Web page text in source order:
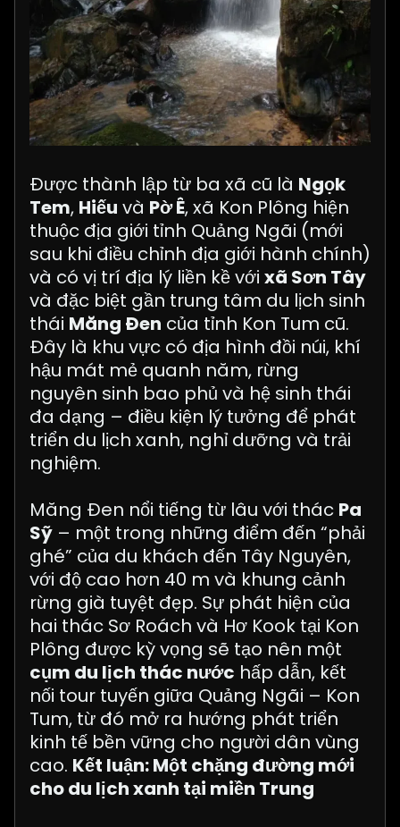
Được thành lập từ ba xã cũ là Ngọk
Tem, Hiếu và Pờ Ê, xã Kon Plông hiện
thuộc địa giới tỉnh Quảng Ngãi (mới
sau khi điều chỉnh địa giới hành chính)
và có vị trí địa lý liền kề với xã Sơn Tây
và đặc biệt gần trung tâm du lịch sinh
thái Măng Đen của tỉnh Kon Tum cũ.
Đây là khu vực có địa hình đồi núi, khí
hậu mát mẻ quanh năm, rừng
nguyên sinh bao phủ và hệ sinh thái
đa dạng – điều kiện lý tưởng để phát
triển du lịch xanh, nghỉ dưỡng và trải
nghiệm.
Măng Đen nổi tiếng từ lâu với thác Pa
Sỹ – một trong những điểm đến “phải
ghé” của du khách đến Tây Nguyên,
với độ cao hơn 40 m và khung cảnh
rừng già tuyệt đẹp. Sự phát hiện của
hai thác Sơ Roách và Hơ Kook tại Kon
Plông được kỳ vọng sẽ tạo nên một
cụm du lịch thác nước hấp dẫn, kết
nối tour tuyến giữa Quảng Ngãi – Kon
Tum, từ đó mở ra hướng phát triển
kinh tế bền vững cho người dân vùng
cao. Kết luận: Một chặng đường mới
cho du lịch xanh tại miền Trung